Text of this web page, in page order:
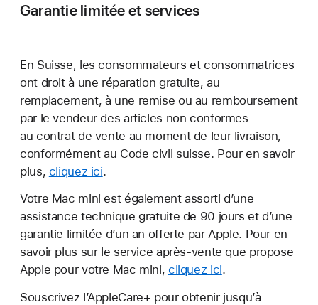
Garantie limitée et services
En Suisse, les consommateurs et consommatrices
ont droit à une réparation gratuite, au
remplacement, à une remise ou au remboursement
par le vendeur des articles non conformes
au contrat de vente au moment de leur livraison,
conformément au Code civil suisse. Pour en savoir
plus, cliquez ici.
Votre Mac mini est également assorti d’une
assistance technique gratuite de 90 jours et d’une
garantie limitée d’un an offerte par Apple. Pour en
savoir plus sur le service après-vente que propose
Apple pour votre Mac mini, cliquez ici.
Souscrivez l’AppleCare+ pour obtenir jusqu’à